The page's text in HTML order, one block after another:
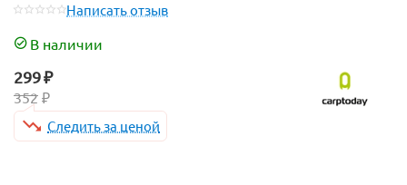
Написать отзыв
В наличии
299₽
352 ₽
Следить за ценой